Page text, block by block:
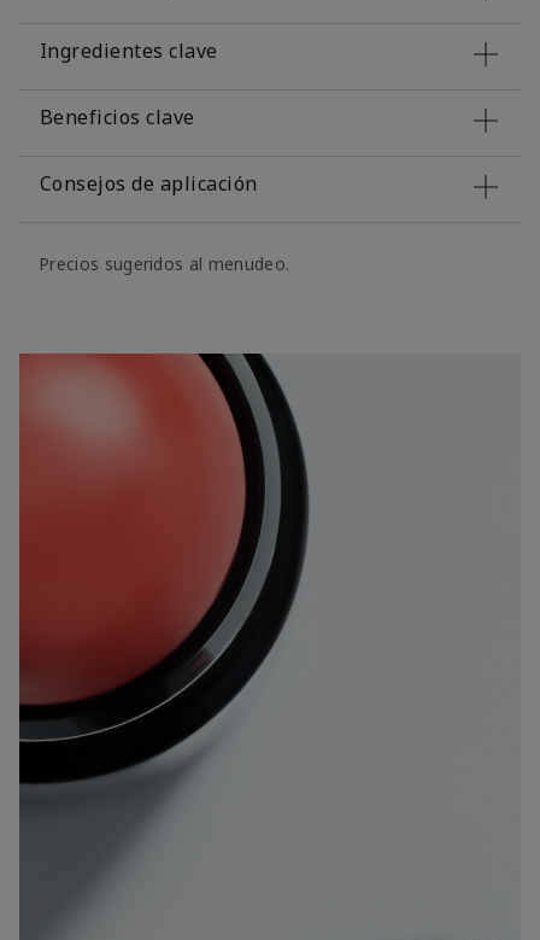
Ingredientes clave
Beneficios clave
Consejos de aplicación
Precios sugeridos al menudeo.